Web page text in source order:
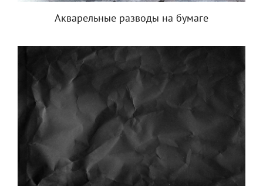
Акварельные разводы на бумаге